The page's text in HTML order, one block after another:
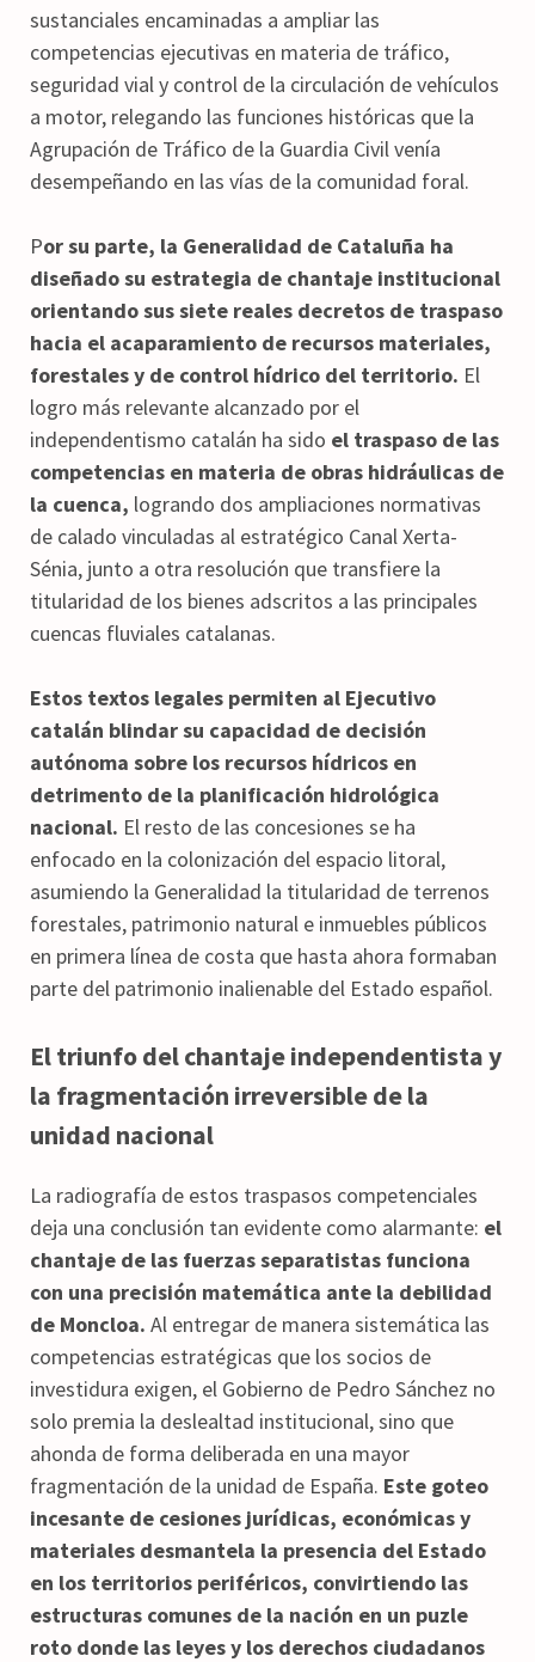
sustanciales encaminadas a ampliar las
competencias ejecutivas en materia de tráfico,
seguridad vial y control de la circulación de vehículos
a motor, relegando las funciones históricas que la
Agrupación de Tráfico de la Guardia Civil venía
desempeñando en las vías de la comunidad foral.
Por su parte, la Generalidad de Cataluña ha
diseñado su estrategia de chantaje institucional
orientando sus siete reales decretos de traspaso
hacia el acaparamiento de recursos materiales,
forestales y de control hídrico del territorio. El
logro más relevante alcanzado por el
independentismo catalán ha sido el traspaso de las
competencias en materia de obras hidráulicas de
la cuenca, logrando dos ampliaciones normativas
de calado vinculadas al estratégico Canal Xerta-
Sénia, junto a otra resolución que transfiere la
titularidad de los bienes adscritos a las principales
cuencas fluviales catalanas.
Estos textos legales permiten al Ejecutivo
catalán blindar su capacidad de decisión
autónoma sobre los recursos hídricos en
detrimento de la planificación hidrológica
nacional. El resto de las concesiones se ha
enfocado en la colonización del espacio litoral,
asumiendo la Generalidad la titularidad de terrenos
forestales, patrimonio natural e inmuebles públicos
en primera línea de costa que hasta ahora formaban
parte del patrimonio inalienable del Estado español.
El triunfo del chantaje independentista y
la fragmentación irreversible de la
unidad nacional
La radiografía de estos traspasos competenciales
deja una conclusión tan evidente como alarmante: el
chantaje de las fuerzas separatistas funciona
con una precisión matemática ante la debilidad
de Moncloa. Al entregar de manera sistemática las
competencias estratégicas que los socios de
investidura exigen, el Gobierno de Pedro Sánchez no
solo premia la deslealtad institucional, sino que
ahonda de forma deliberada en una mayor
fragmentación de la unidad de España. Este goteo
incesante de cesiones jurídicas, económicas y
materiales desmantela la presencia del Estado
en los territorios periféricos, convirtiendo las
estructuras comunes de la nación en un puzle
roto donde las leyes y los derechos ciudadanos